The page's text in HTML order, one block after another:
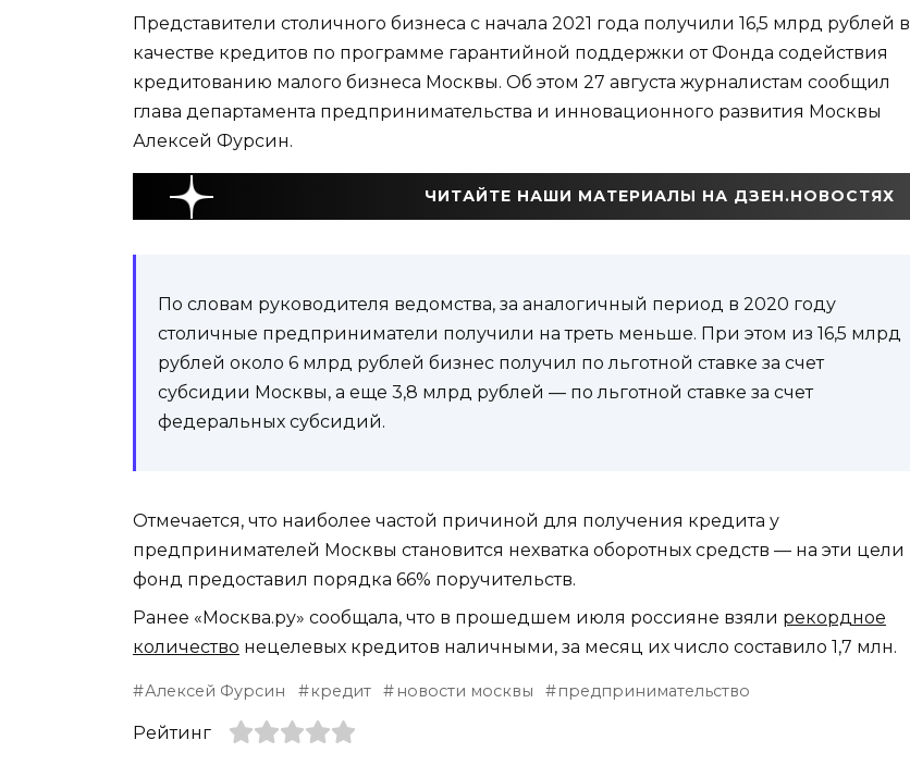
Представители столичного бизнеса с начала 2021 года получили 16,5 млрд рублей в
качестве кредитов по программе гарантийной поддержки от Фонда содействия
кредитованию малого бизнеса Москвы. Об этом 27 августа журналистам сообщил
глава департамента предпринимательства и инновационного развития Москвы
Алексей Фурсин.
ЧИТАЙТЕ НАШИ МАТЕРИАЛЫ НА ДЗЕН.НОВОСТЯХ
По словам руководителя ведомства, за аналогичный период в 2020 году
столичные предприниматели получили на треть меньше. При этом из 16,5 млрд
рублей около 6 млрд рублей бизнес получил по льготной ставке за счет
субсидии Москвы, а еще 3,8 млрд рублей — по льготной ставке за счет
федеральных субсидий.
Отмечается, что наиболее частой причиной для получения кредита у
предпринимателей Москвы становится нехватка оборотных средств — на эти цели
фонд предоставил порядка 66% поручительств.
Ранее «Москва.ру» сообщала, что в прошедшем июля россияне взяли рекордное
количество нецелевых кредитов наличными, за месяц их число составило 1,7 млн.
Алексей Фурсин кредит новости москвы предпринимательство
Рейтинг